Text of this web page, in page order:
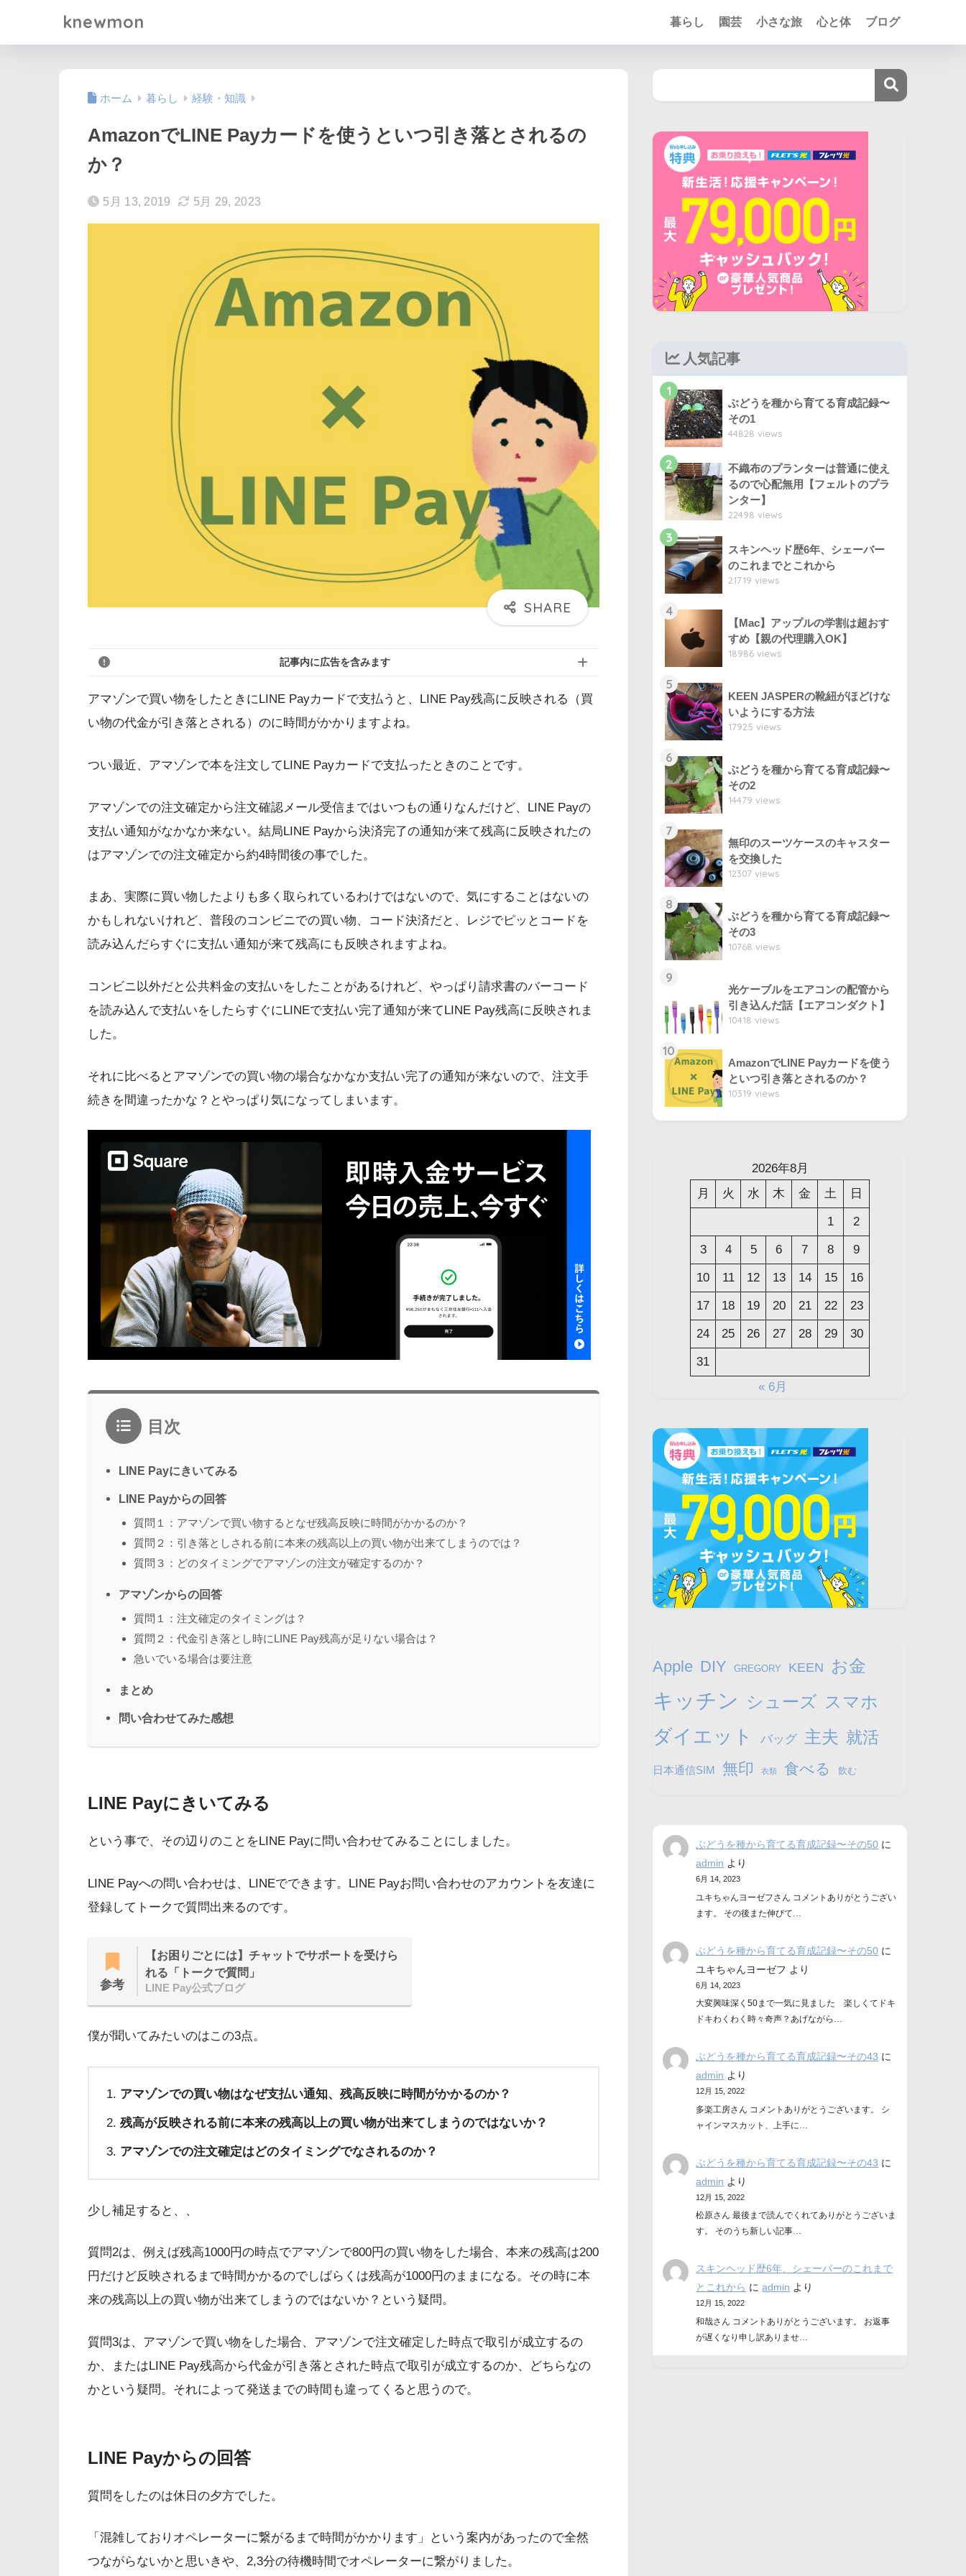
knewmon 暮らし 園芸 小さな旅 心と体 ブログ
ホーム 暮らし 経験・知識
AmazonでLINE Payカードを使うといつ引き落とされるの
か？
5月 13, 2019 5月 29, 2023
記事内に広告を含みます
アマゾンで買い物をしたときにLINE Payカードで支払うと、LINE Pay残高に反映される（買
い物の代金が引き落とされる）のに時間がかかりますよね。
つい最近、アマゾンで本を注文してLINE Payカードで支払ったときのことです。
アマゾンでの注文確定から注文確認メール受信まではいつもの通りなんだけど、LINE Payの
支払い通知がなかなか来ない。結局LINE Payから決済完了の通知が来て残高に反映されたの
はアマゾンでの注文確定から約4時間後の事でした。
まあ、実際に買い物したよりも多く取られているわけではないので、気にすることはないの
かもしれないけれど、普段のコンビニでの買い物、コード決済だと、レジでピッとコードを
読み込んだらすぐに支払い通知が来て残高にも反映されますよね。
コンビニ以外だと公共料金の支払いをしたことがあるけれど、やっぱり請求書のバーコード
を読み込んで支払いをしたらすぐにLINEで支払い完了通知が来てLINE Pay残高に反映されま
した。
それに比べるとアマゾンでの買い物の場合なかなか支払い完了の通知が来ないので、注文手
続きを間違ったかな？とやっぱり気になってしまいます。
目次
LINE Payにきいてみる
LINE Payからの回答
質問１：アマゾンで買い物するとなぜ残高反映に時間がかかるのか？
質問２：引き落としされる前に本来の残高以上の買い物が出来てしまうのでは？
質問３：どのタイミングでアマゾンの注文が確定するのか？
アマゾンからの回答
質問１：注文確定のタイミングは？
質問２：代金引き落とし時にLINE Pay残高が足りない場合は？
急いでいる場合は要注意
まとめ
問い合わせてみた感想
LINE Payにきいてみる
という事で、その辺りのことをLINE Payに問い合わせてみることにしました。
LINE Payへの問い合わせは、LINEでできます。LINE Payお問い合わせのアカウントを友達に
登録してトークで質問出来るのです。
参考
【お困りごとには】チャットでサポートを受けら
れる「トークで質問」
LINE Pay公式ブログ
僕が聞いてみたいのはこの3点。
アマゾンでの買い物はなぜ支払い通知、残高反映に時間がかかるのか？
残高が反映される前に本来の残高以上の買い物が出来てしまうのではないか？
アマゾンでの注文確定はどのタイミングでなされるのか？
少し補足すると、、
質問2は、例えば残高1000円の時点でアマゾンで800円の買い物をした場合、本来の残高は200
円だけど反映されるまで時間かかるのでしばらくは残高が1000円のままになる。その時に本
来の残高以上の買い物が出来てしまうのではないか？という疑問。
質問3は、アマゾンで買い物をした場合、アマゾンで注文確定した時点で取引が成立するの
か、またはLINE Pay残高から代金が引き落とされた時点で取引が成立するのか、どちらなの
かという疑問。それによって発送までの時間も違ってくると思うので。
LINE Payからの回答
質問をしたのは休日の夕方でした。
「混雑しておりオペレーターに繋がるまで時間がかかります」という案内があったので全然
つながらないかと思いきや、2,3分の待機時間でオペレーターに繋がりました。
人気記事
1
ぶどうを種から育てる育成記録〜
その1
44828 views
2
不織布のプランターは普通に使え
るので心配無用【フェルトのプラ
ンター】
22498 views
3
スキンヘッド歴6年、シェーバー
のこれまでとこれから
21719 views
4
【Mac】アップルの学割は超おす
すめ【親の代理購入OK】
18986 views
5
KEEN JASPERの靴紐がほどけな
いようにする方法
17925 views
6
ぶどうを種から育てる育成記録〜
その2
14479 views
7
無印のスーツケースのキャスター
を交換した
12307 views
8
ぶどうを種から育てる育成記録〜
その3
10768 views
9
光ケーブルをエアコンの配管から
引き込んだ話【エアコンダクト】
10418 views
10
AmazonでLINE Payカードを使う
といつ引き落とされるのか？
10319 views
2026年8月
月
火 水 木 金 土 日
1 2
3 4 5 6 7 8 9
10 11 12 13 14 15 16
17 18 19 20 21 22 23
24 25 26 27 28 29 30
31
« 6月
Apple DIY GREGORY KEEN お金
キッチン シューズ スマホ
ダイエット バッグ 主夫 就活
日本通信SIM 無印 衣類 食べる 飲む
ぶどうを種から育てる育成記録〜その50 に
admin より
6月 14, 2023
ユキちゃんヨーゼフさん コメントありがとうござい
ます。 その後また伸びて…
ぶどうを種から育てる育成記録〜その50 に
ユキちゃんヨーゼフ より
6月 14, 2023
大変興味深く50まで一気に見ました 楽しくてドキ
ドキわくわく時々奇声？あげながら…
ぶどうを種から育てる育成記録〜その43 に
admin より
12月 15, 2022
多楽工房さん コメントありがとうございます。 シ
ャインマスカット、上手に…
ぶどうを種から育てる育成記録〜その43 に
admin より
12月 15, 2022
松原さん 最後まで読んでくれてありがとうございま
す。 そのうち新しい記事…
スキンヘッド歴6年、シェーバーのこれまで
とこれから にadmin より
12月 15, 2022
和哉さん コメントありがとうございます。 お返事
が遅くなり申し訳ありませ…